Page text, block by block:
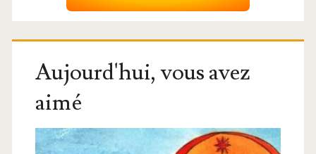
Aujourd'hui, vous avez
aimé